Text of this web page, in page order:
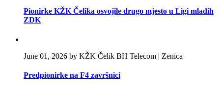
Pionirke KŽK Čelika osvojile drugo mjesto u Ligi mladih
ZDK
June 01, 2026 by KŽK Čelik BH Telecom | Zenica
Predpionirke na F4 završnici